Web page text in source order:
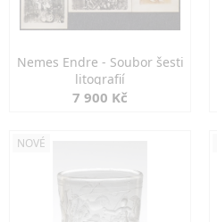
Nemes Endre - Soubor šesti
litografií
7 900 Kč
NOVÉ